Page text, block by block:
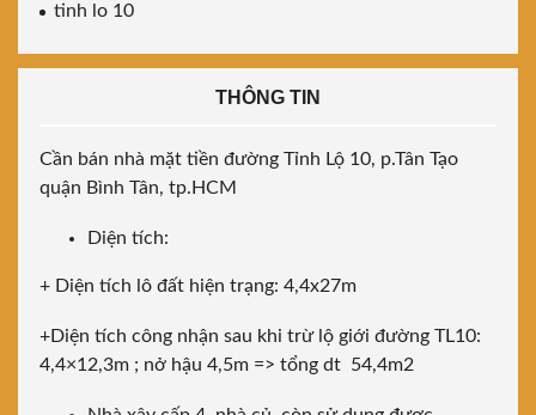
tinh lo 10
THÔNG TIN
Cần bán nhà mặt tiền đường Tỉnh Lộ 10, p.Tân Tạo
quận Bình Tân, tp.HCM
Diện tích:
+ Diện tích lô đất hiện trạng: 4,4x27m
+Diện tích công nhận sau khi trừ lộ giới đường TL10:
4,4×12,3m ; nở hậu 4,5m => tổng dt 54,4m2